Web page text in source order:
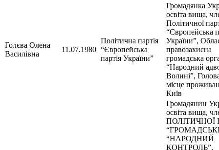
Голєва Олена
Василівна
11.07.1980
Політична партія
“Європейська
партія України”
Громадянка
освіта вища,
Політичної
“Європейська
України”,
правозахисна
громадська
“Народний
Волині”,
місце
Київ
Громадянин
освіта вища,
ПОЛІТИЧНОЇ
“НАРОДНИЙ
КОНТРОЛЬ”,